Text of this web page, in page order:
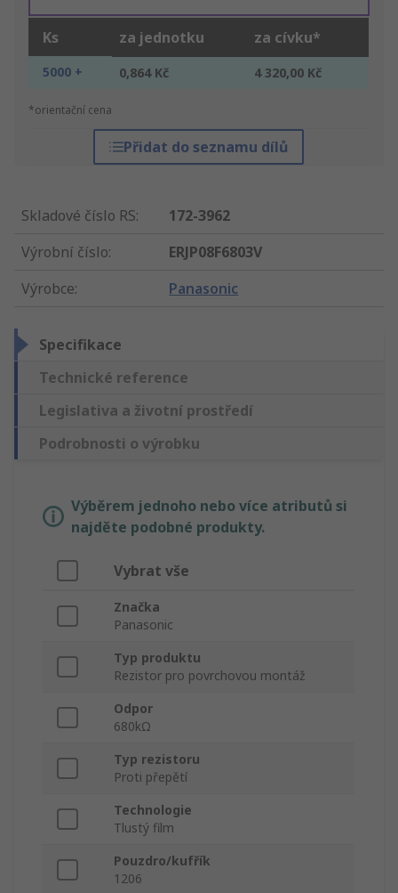
Ks za jednotku za cívku*
5000 + 0,864 Kč 4 320,00 Kč
*orientační cena
Přidat do seznamu dílů
Skladové číslo RS:
172-3962
Výrobní číslo:
ERJP08F6803V
Výrobce: Panasonic
Specifikace
Technické reference
Legislativa a životní prostředí
Podrobnosti o výrobku
Výběrem jednoho nebo více atributů si
najděte podobné produkty.
Vybrat vše
Značka
Panasonic
Typ produktu
Rezistor pro povrchovou montáž
Odpor
680kΩ
Typ rezistoru
Proti přepětí
Technologie
Tlustý film
Pouzdro/kufřík
1206